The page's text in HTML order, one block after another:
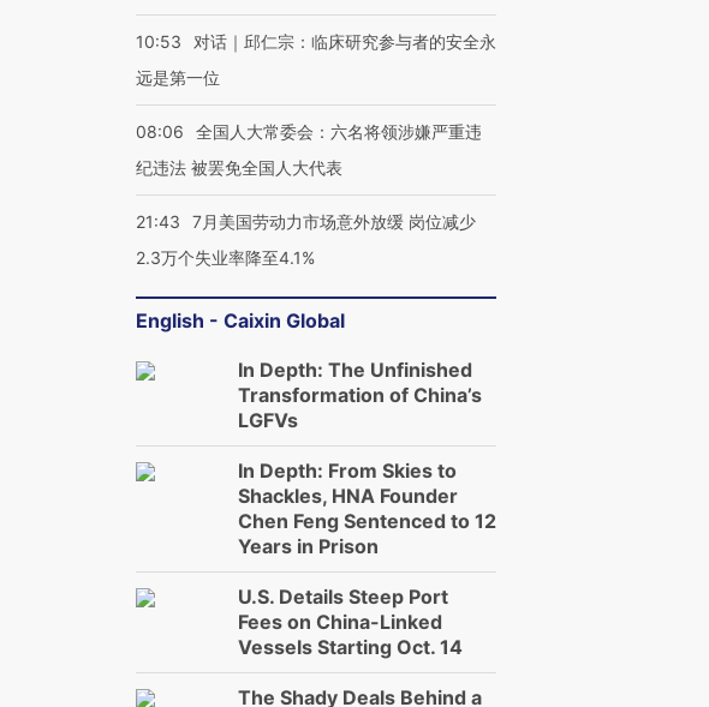
10:53
对话｜邱仁宗：临床研究参与者的安全永
远是第一位
08:06
全国人大常委会：六名将领涉嫌严重违
纪违法 被罢免全国人大代表
21:43
7月美国劳动力市场意外放缓 岗位减少
2.3万个失业率降至4.1%
English - Caixin Global
In Depth: The Unfinished
Transformation of China’s
LGFVs
In Depth: From Skies to
Shackles, HNA Founder
Chen Feng Sentenced to 12
Years in Prison
U.S. Details Steep Port
Fees on China-Linked
Vessels Starting Oct. 14
The Shady Deals Behind a